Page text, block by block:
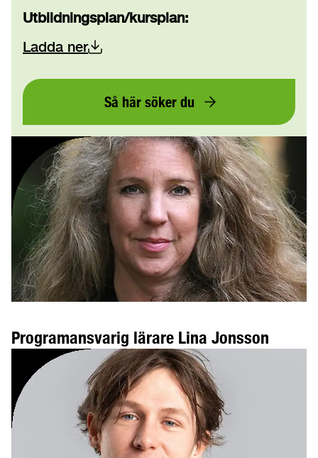
Utbildningsplan/kursplan:
Ladda ner
Så här söker du
Programansvarig lärare Lina Jonsson